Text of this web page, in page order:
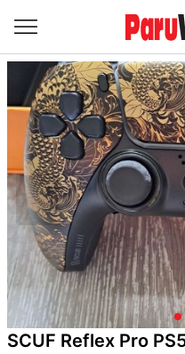
SCUF Reflex Pro